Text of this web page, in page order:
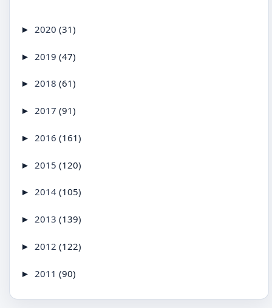
► 2020 (31)
► 2019 (47)
► 2018 (61)
► 2017 (91)
► 2016 (161)
► 2015 (120)
► 2014 (105)
► 2013 (139)
► 2012 (122)
► 2011 (90)